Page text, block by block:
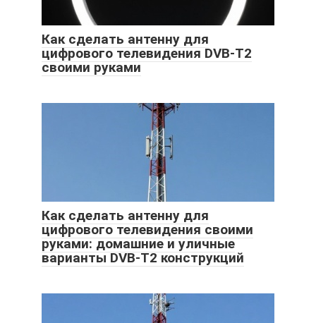
Как сделать антенну для
цифрового телевидения DVB-T2
своими руками
Как сделать антенну для
цифрового телевидения своими
руками: домашние и уличные
варианты DVB-T2 конструкций